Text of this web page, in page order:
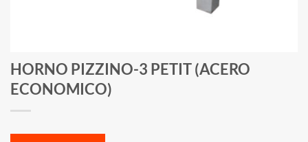
HORNO PIZZINO-3 PETIT (ACERO
ECONOMICO)